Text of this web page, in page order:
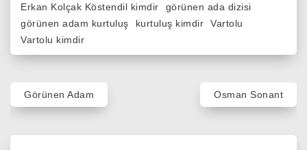
Erkan Kolçak Köstendil kimdir
görünen ada dizisi
görünen adam kurtuluş
kurtuluş kimdir
Vartolu
Vartolu kimdir
Yazı
gezinmesi
Görünen Adam Osman Sonant